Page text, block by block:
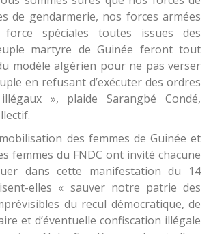
de gendarmerie, nos forces armées
spéciales toutes issues des
martyre de Guinée feront tout
modèle algérien pour ne pas verser
en refusant d’exécuter des ordres
», plaide Sarangbé Condé,
des femmes de Guinée et
femmes du FNDC ont invité chacune
dans cette manifestation du 14
elles « sauver notre patrie des
du recul démocratique, de
et d’éventuelle confiscation illégale